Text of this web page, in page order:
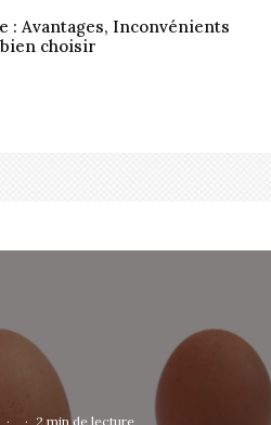
: Avantages, Inconvénients
choisir
· · 2 min de lecture